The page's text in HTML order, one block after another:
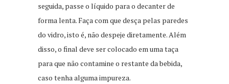
seguida, passe o líquido para o decanter de
forma lenta. Faça com que desça pelas paredes
do vidro, isto é, não despeje diretamente. Além
disso, o final deve ser colocado em uma taça
para que não contamine o restante da bebida,
caso tenha alguma impureza.